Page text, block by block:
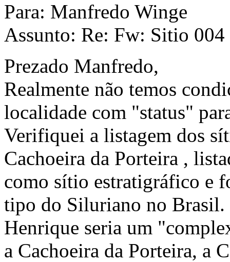
Para: Manfredo Winge
Assunto: Re: Fw: Sitio 004
Prezado Manfredo,
Realmente não temos
localidade com "status"
Verifiquei a listagem dos
Cachoeira da Porteira ,
como sítio estratigráfico e
tipo do Siluriano no Brasil.
Henrique seria um
a Cachoeira da Porteira, a